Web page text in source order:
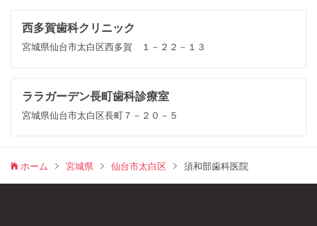
西多賀歯科クリニック
宮城県仙台市太白区西多賀 １－２２－１３
ララガーデン長町歯科診療室
宮城県仙台市太白区長町７－２０－５
ホーム 宮城県 仙台市太白区 須和部歯科医院